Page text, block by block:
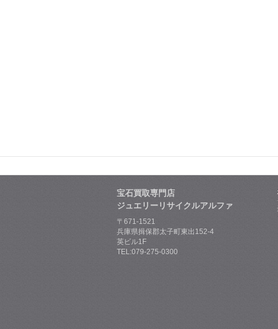
宝石買取専門店
ジュエリーリサイクルアルファ
〒671-1521
兵庫県揖保郡太子町東出152-4
英ビル1F
TEL:079-275-0300